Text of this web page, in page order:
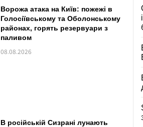
Ворожа атака на Київ: пожежі в
Голосіївському та Оболонському
районах, горять резервуари з
паливом
08.08.2026
В російській Сизрані лунають